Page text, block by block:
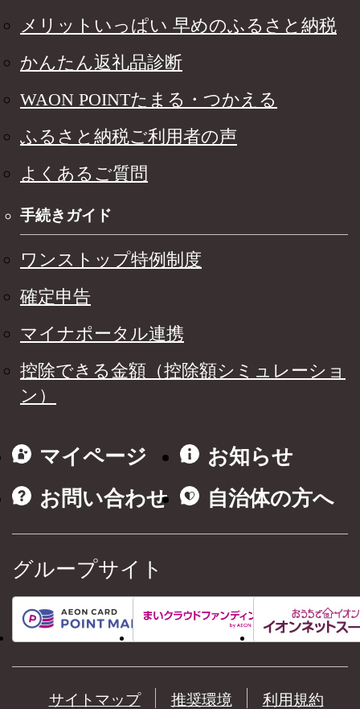
メリットいっぱい 早めのふるさと納税
かんたん返礼品診断
WAON POINTたまる・つかえる
ふるさと納税ご利用者の声
よくあるご質問
手続きガイド
ワンストップ特例制度
確定申告
マイナポータル連携
控除できる金額（控除額シミュレーショ
ン）
マイページ
お知らせ
お問い合わせ
自治体の方へ
グループサイト
サイトマップ 推奨環境 利用規約